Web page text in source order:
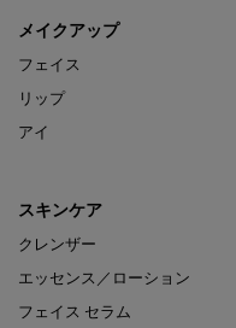
メイクアップ
フェイス
リップ
アイ
スキンケア
クレンザー
エッセンス／ローション
フェイス セラム